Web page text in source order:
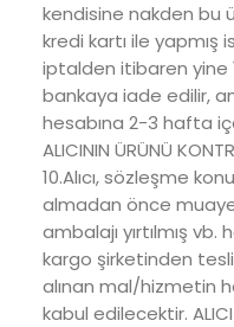
kendisine nakden bu
kredi kartı ile
iptalden itibaren yine
bankaya iade edilir,
hesabına 2-3 hafta
ALICININ ÜRÜNÜ
10.Alıcı, sözleşme
almadan önce
ambalajı yırtılmış vb.
kargo şirketinden
alınan mal/hizmetin
kabul edilecektir.